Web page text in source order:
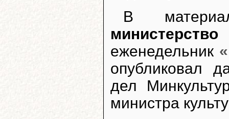
В
еженедельник
опубликовал
дел
министра